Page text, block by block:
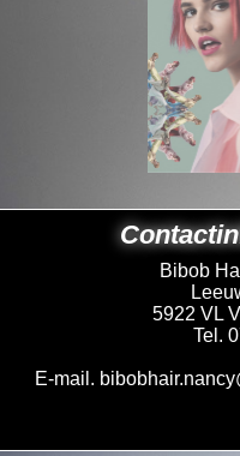
Bibob
5922 VL
Tel.
E-mail.